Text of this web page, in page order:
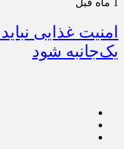
امنیت غذایی
یک‌جانبه شود